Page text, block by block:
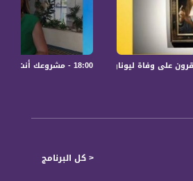
18:00 - مشروعك أنت .. - فعاليات ثقافية هذا المساء - 04.08.2019-قناة مساواة
ليوناردو ديفينشي،صباحنا غير، 4-2-2019،قناة مساواة الفضائية
< كل البرنامج